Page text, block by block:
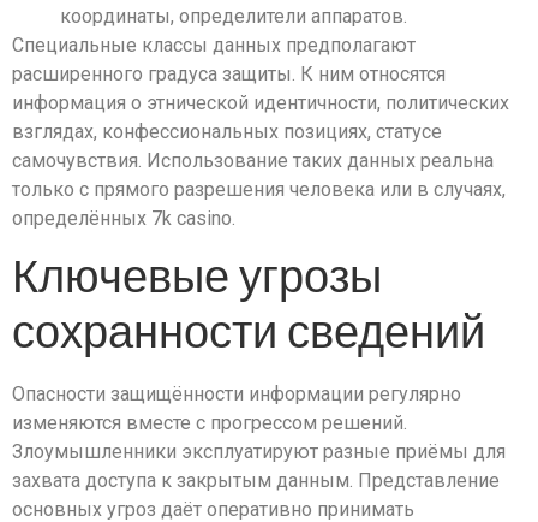
координаты, определители аппаратов.
Специальные классы данных предполагают
расширенного градуса защиты. К ним относятся
информация о этнической идентичности, политических
взглядах, конфессиональных позициях, статусе
самочувствия. Использование таких данных реальна
только с прямого разрешения человека или в случаях,
определённых 7k casino.
Ключевые угрозы
сохранности сведений
Опасности защищённости информации регулярно
изменяются вместе с прогрессом решений.
Злоумышленники эксплуатируют разные приёмы для
захвата доступа к закрытым данным. Представление
основных угроз даёт оперативно принимать